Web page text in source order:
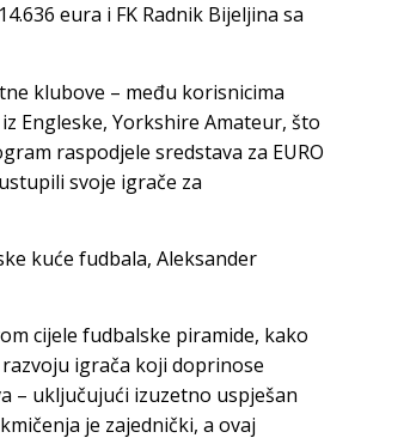
eura i FK Radnik Bijeljina sa
klubove – među korisnicima
Engleske, Yorkshire Amateur, što
raspodjele sredstava za EURO
svoje igrače za
kuće fudbala, Aleksander
cijele fudbalske piramide, kako
igrača koji doprinose
– uključujući izuzetno uspješan
je zajednički, a ovaj